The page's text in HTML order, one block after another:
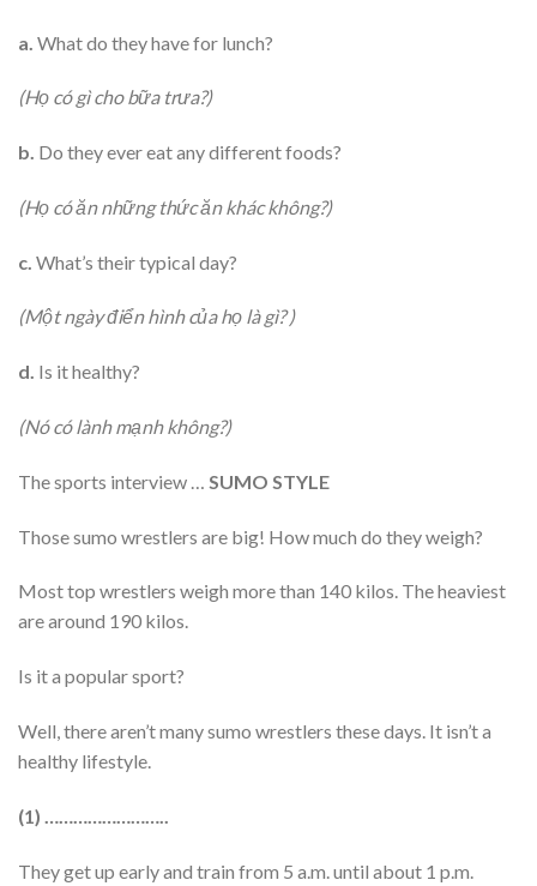
a. What do they have for lunch?
(Họ có gì cho bữa trưa?)
b. Do they ever eat any different foods?
(Họ có ăn những thức ăn khác không?)
c. What’s their typical day?
(Một ngày điển hình của họ là gì? )
d. Is it healthy?
(Nó có lành mạnh không?)
The sports interview … SUMO STYLE
Those sumo wrestlers are big! How much do they weigh?
Most top wrestlers weigh more than 140 kilos. The heaviest
are around 190 kilos.
Is it a popular sport?
Well, there aren’t many sumo wrestlers these days. It isn’t a
healthy lifestyle.
(1) ……………………..
They get up early and train from 5 a.m. until about 1 p.m.